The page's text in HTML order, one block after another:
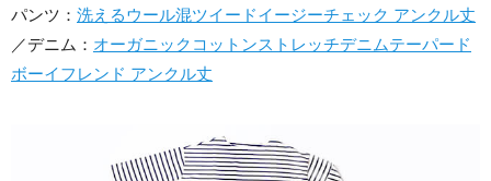
パンツ： 洗えるウール混ツイードイージーチェック アンクル丈
／デニム： オーガニックコットンストレッチデニムテーパード
ボーイフレンド アンクル丈